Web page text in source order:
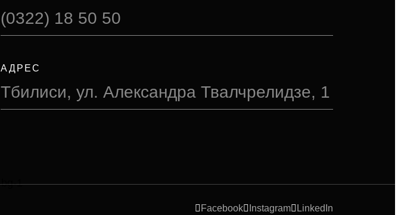
(0322) 18 50 50
АДРЕС
Тбилиси, ул. Александра Твалчрелидзе, 1
Facebook Instagram LinkedIn